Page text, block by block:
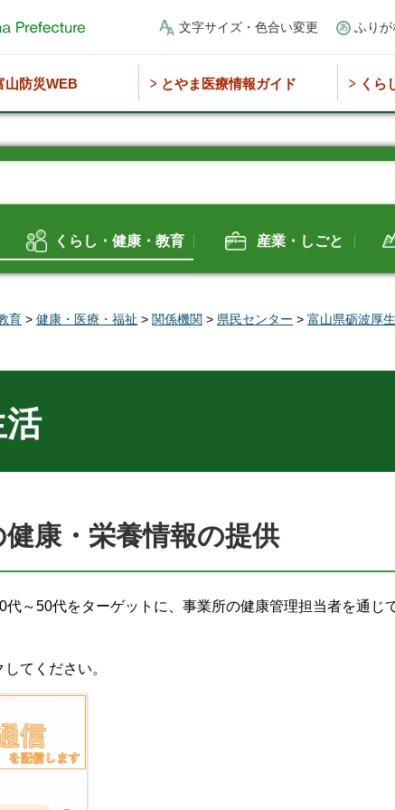
文字サイズ・色合い変更 ふり
山防災WEB とやま医療情報ガイド くら
くらし・健康・教育 産業・しごと
育 > 健康・医療・福祉 > 関係機関 > 県民センター > 富山県砺波厚
康・栄養情報の提供
～50代をターゲットに、事業所の健康管理担当者を通じ
てください。